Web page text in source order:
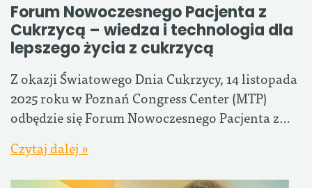
Forum Nowoczesnego Pacjenta z
Cukrzycą – wiedza i technologia dla
lepszego życia z cukrzycą
Z okazji Światowego Dnia Cukrzycy, 14 listopada
2025 roku w Poznań Congress Center (MTP)
odbędzie się Forum Nowoczesnego Pacjenta z…
Czytaj dalej »